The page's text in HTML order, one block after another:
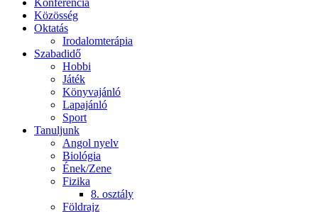
Konferencia
Közösség
Oktatás
Irodalomterápia
Szabadidő
Hobbi
Játék
Könyvajánló
Lapajánló
Sport
Tanuljunk
Angol nyelv
Biológia
Ének/Zene
Fizika
8. osztály
Földrajz